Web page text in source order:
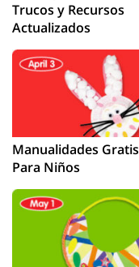
Trucos y Recursos
Actualizados
Manualidades Gratis
Para Niños